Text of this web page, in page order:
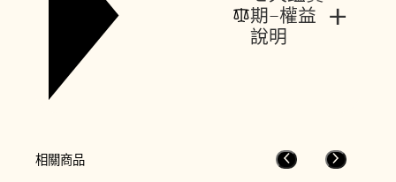
期-權益
說明
+
相關商品